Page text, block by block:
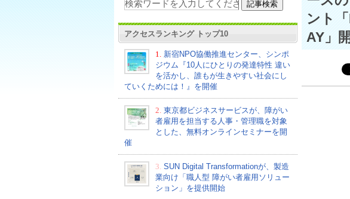
アクセスランキング トップ10
1.
新宿NPO協働推進センター、シンポ
ジウム『10人にひとりの発達特性 違い
を活かし、誰もが生きやすい社会にし
ていくためには！』を開催
2. 東京都ビジネスサービスが、障がい
者雇用を担当する人事・管理職を対象
とした、無料オンラインセミナーを開
催
3. SUN Digital Transformationが、製造
業向け「職人型 障がい者雇用ソリュー
ション」を提供開始
ント
AY」